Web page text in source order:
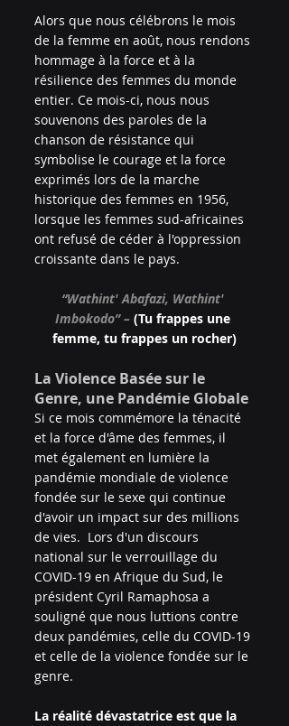
Alors que nous célébrons le mois
de la femme en août, nous rendons
hommage à la force et à la
résilience des femmes du monde
entier. Ce mois-ci, nous nous
souvenons des paroles de la
chanson de résistance qui
symbolise le courage et la force
exprimés lors de la marche
historique des femmes en 1956,
lorsque les femmes sud-africaines
ont refusé de céder à l'oppression
croissante dans le pays.
“Wathint' Abafazi, Wathint'
Imbokodo” – (Tu frappes une
femme, tu frappes un rocher)
La Violence Basée sur le
Genre, une Pandémie Globale
Si ce mois commémore la ténacité
et la force d'âme des femmes, il
met également en lumière la
pandémie mondiale de violence
fondée sur le sexe qui continue
d'avoir un impact sur des millions
de vies.  Lors d'un discours
national sur le verrouillage du
COVID-19 en Afrique du Sud, le
président Cyril Ramaphosa a
souligné que nous luttions contre
deux pandémies, celle du COVID-19
et celle de la violence fondée sur le
genre.
La réalité dévastatrice est que la